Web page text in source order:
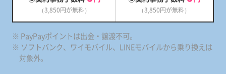
（3,850円が無料） （3,850円が無料）
※ PayPayポイントは出金・譲渡不可。
※ ソフトバンク、ワイモバイル、LINEモバイルから乗り換えは
対象外。